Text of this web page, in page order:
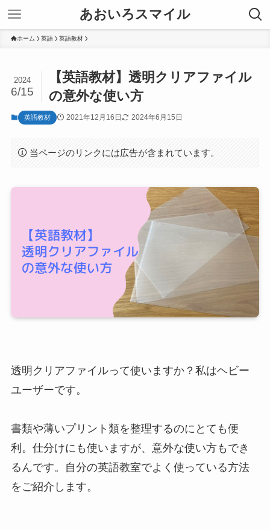
あおいろスマイル
ホーム 英語 英語教材
【英語教材】透明クリアファイル
の意外な使い方
2024
6/15
英語教材 2021年12月16日 2024年6月15日
当ページのリンクには広告が含まれています。
透明クリアファイルって使いますか？私はヘビー
ユーザーです。
書類や薄いプリント類を整理するのにとても便
利。仕分けにも使いますが、意外な使い方もでき
るんです。自分の英語教室でよく使っている方法
をご紹介します。